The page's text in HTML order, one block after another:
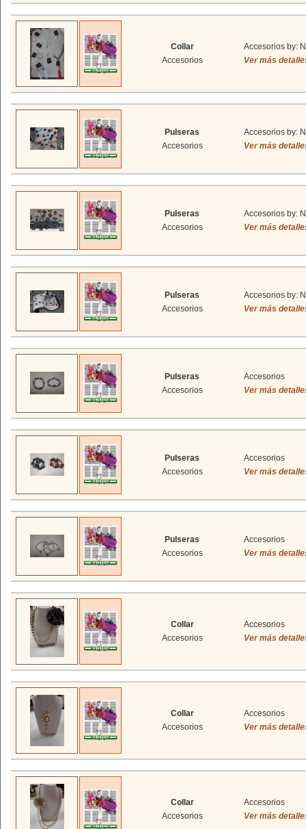
Collar
Accesorios
Accesorios by:
Ver más
Pulseras
Accesorios
Accesorios by:
Ver más
Pulseras
Accesorios
Accesorios by:
Ver más
Pulseras
Accesorios
Accesorios by:
Ver más
Pulseras
Accesorios
Accesorios
Ver más
Pulseras
Accesorios
Accesorios
Ver más
Pulseras
Accesorios
Accesorios
Ver más
Collar
Accesorios
Accesorios
Ver más
Collar
Accesorios
Accesorios
Ver más
Collar
Accesorios
Accesorios
Ver más